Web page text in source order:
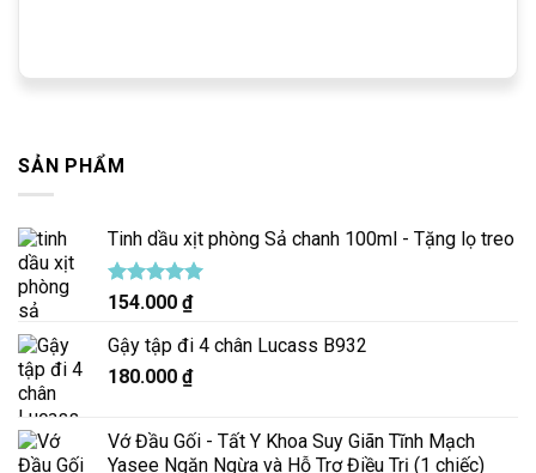
SẢN PHẨM
Tinh dầu xịt phòng Sả chanh 100ml - Tặng lọ treo
Được xếp
5.00
5 sao
154.000 ₫
Gậy tập đi 4 chân Lucass B932
180.000 ₫
Vớ Đầu Gối - Tất Y Khoa Suy Giãn Tĩnh Mạch
Yasee Ngăn Ngừa và Hỗ Trợ Điều Trị (1 chiếc)